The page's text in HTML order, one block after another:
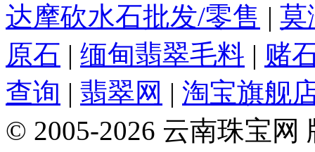
达摩砍水石批发/零售 | 莫
原石 | 缅甸翡翠毛料 | 赌
查询 | 翡翠网 | 淘宝旗舰
© 2005-2026 云南珠宝网